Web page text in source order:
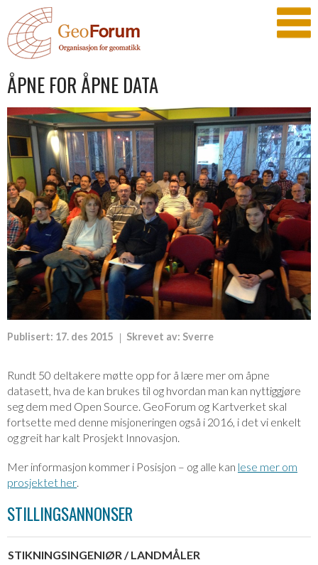
ÅPNE FOR ÅPNE DATA
Publisert: 17. des 2015 Skrevet av: Sverre
Rundt 50 deltakere møtte opp for å lære mer om åpne
datasett, hva de kan brukes til og hvordan man kan nyttiggjøre
seg dem med Open Source. GeoForum og Kartverket skal
fortsette med denne misjoneringen også i 2016, i det vi enkelt
og greit har kalt Prosjekt Innovasjon.
Mer informasjon kommer i Posisjon – og alle kan lese mer om
prosjektet her.
STILLINGSANNONSER
STIKNINGSINGENIØR / LANDMÅLER